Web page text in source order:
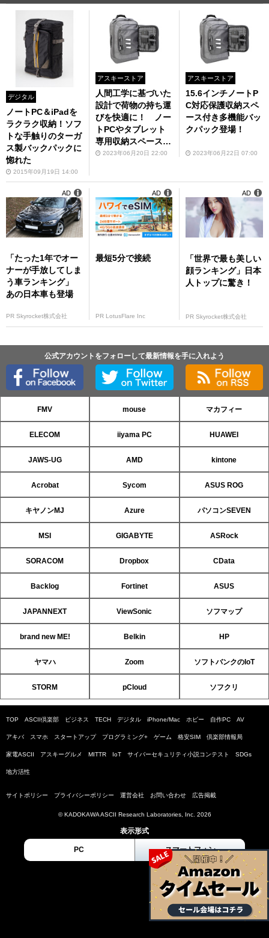
デジタル
ノートPC＆iPadを
ラクラク収納！ソフ
トな手触りのターガ
ス製バックパックに
惚れた
2015年09月19日 14:00
アスキーストア
人間工学に基づいた
設計で荷物の持ち運
びを快適に！ ノー
トPCやタブレット
専用収納スペース付
きの多機能バッグ
2023年06月20日 22:00
アスキーストア
15.6インチノートP
C対応保護収納スペ
ース付き多機能バッ
クパック登場！
2023年06月22日 07:00
「たった1年でオー
ナーが手放してしま
う車ランキング」
あの日本車も登場
PR Skyrocket株式会社
AD
最短5分で接続
PR LotusFlare Inc
AD
「世界で最も美しい
顔ランキング」日本
人トップに驚き！
PR Skyrocket株式会社
AD
公式アカウントをフォローして最新情報を手に入れよう
FMV mouse マカフィー
ELECOM iiyama PC HUAWEI
JAWS-UG AMD kintone
Acrobat Sycom ASUS ROG
キヤノンMJ Azure パソコンSEVEN
MSI GIGABYTE ASRock
SORACOM Dropbox CData
Backlog Fortinet ASUS
JAPANNEXT ViewSonic ソフマップ
brand new ME! Belkin HP
ヤマハ Zoom ソフトバンクのIoT
STORM pCloud ソフクリ
TOP ASCII倶楽部 ビジネス TECH デジタル iPhone/Mac ホビー 自作PC AV
アキバ スマホ スタートアップ プログラミング+ ゲーム 格安SIM 倶楽部情報局
家電ASCII アスキーグルメ MITTR IoT サイバーセキュリティ小説コンテスト SDGs
地方活性
サイトポリシー プライバシーポリシー 運営会社 お問い合わせ 広告掲載
© KADOKAWA ASCII Research Laboratories, Inc. 2026
表示形式
PC スマートフォン